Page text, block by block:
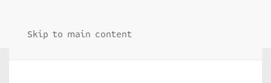
Skip to main content